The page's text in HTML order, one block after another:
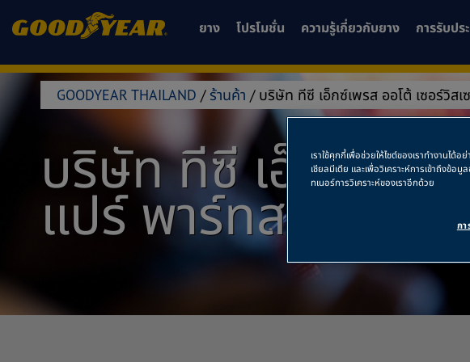
ยาง โปรโมชั่น ความรู้เกี่ยวกับยาง การรับปร
GOODYEAR THAILAND / ร้านค้า / บริษัท ทีซี เอ็กซ์เพรส ออโต้ เซอร์วิส
บริษัท ทีซี เอ็กซ์เพร
แปร์ พาร์ทส (ประเทศ
เราใช้คุกกี้เพื่อช่วยให้ไซต์ของเราทำงานไ
เชียลมีเดีย และเพื่อวิเคราะห์การเข้าถึงข้อ
ทเนอร์การวิเคราะห์ของเราอีกด้วย
ก